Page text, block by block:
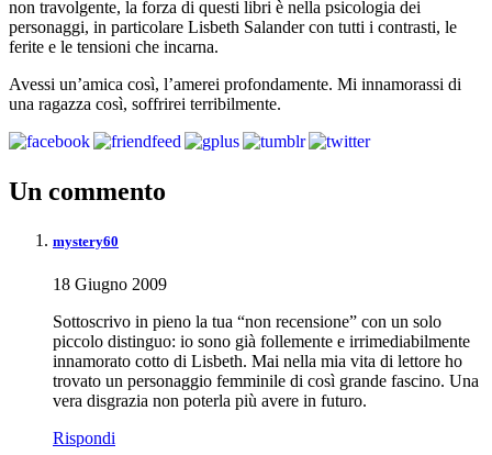
non travolgente, la forza di questi libri è nella psicologia dei
personaggi, in particolare Lisbeth Salander con tutti i contrasti, le
ferite e le tensioni che incarna.
Avessi un’amica così, l’amerei profondamente. Mi innamorassi di
una ragazza così, soffrirei terribilmente.
Un commento
mystery60
18 Giugno 2009
Sottoscrivo in pieno la tua “non recensione” con un solo
piccolo distinguo: io sono già follemente e irrimediabilmente
innamorato cotto di Lisbeth. Mai nella mia vita di lettore ho
trovato un personaggio femminile di così grande fascino. Una
vera disgrazia non poterla più avere in futuro.
Rispondi